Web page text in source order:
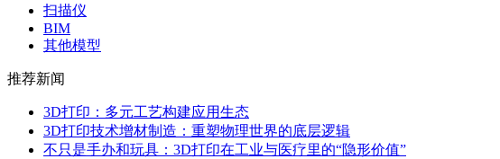
扫描仪
BIM
其他模型
推荐新闻
3D打印：多元工艺构建应用生态
3D打印技术增材制造：重塑物理世界的底层逻辑
不只是手办和玩具：3D打印在工业与医疗里的“隐形价值”